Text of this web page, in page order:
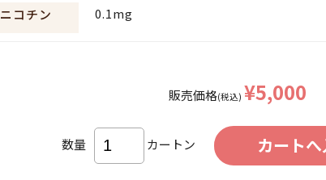
ニコチン 0.1mg
販売価格(税込) ¥5,000
数量 カートン